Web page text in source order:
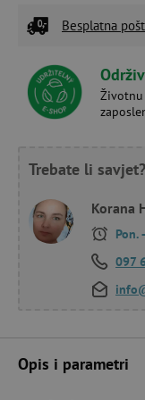
Besplatna
Trebate li savjet?
Korana
Pon.
097
Opis i parametri